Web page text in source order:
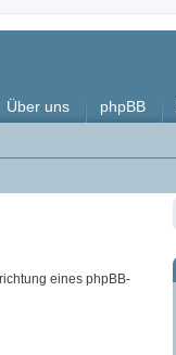
Über uns phpBB
eines phpBB-